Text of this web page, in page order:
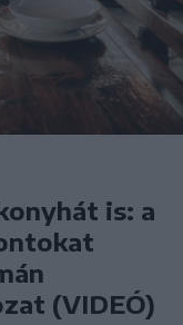
is: a
(VIDEÓ)